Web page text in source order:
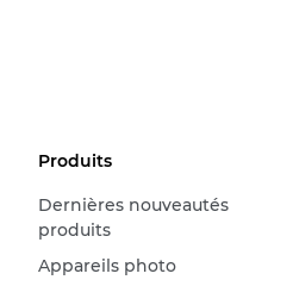
Produits
Dernières nouveautés
produits
Appareils photo